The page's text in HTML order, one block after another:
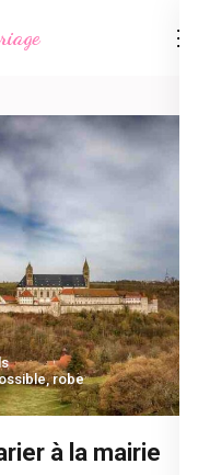
,robe
à la mairie